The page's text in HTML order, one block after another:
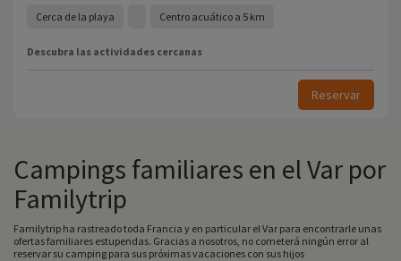
Cerca de la playa Centro acuático a 5 km
Descubra las actividades cercanas
Reservar
Campings familiares en el Var por
Familytrip
Familytrip ha rastreado toda Francia y en particular el Var para encontrarle unas
ofertas familiares estupendas. Gracias a nosotros, no cometerá ningún error al
reservar su camping para sus próximas vacaciones con sus hijos